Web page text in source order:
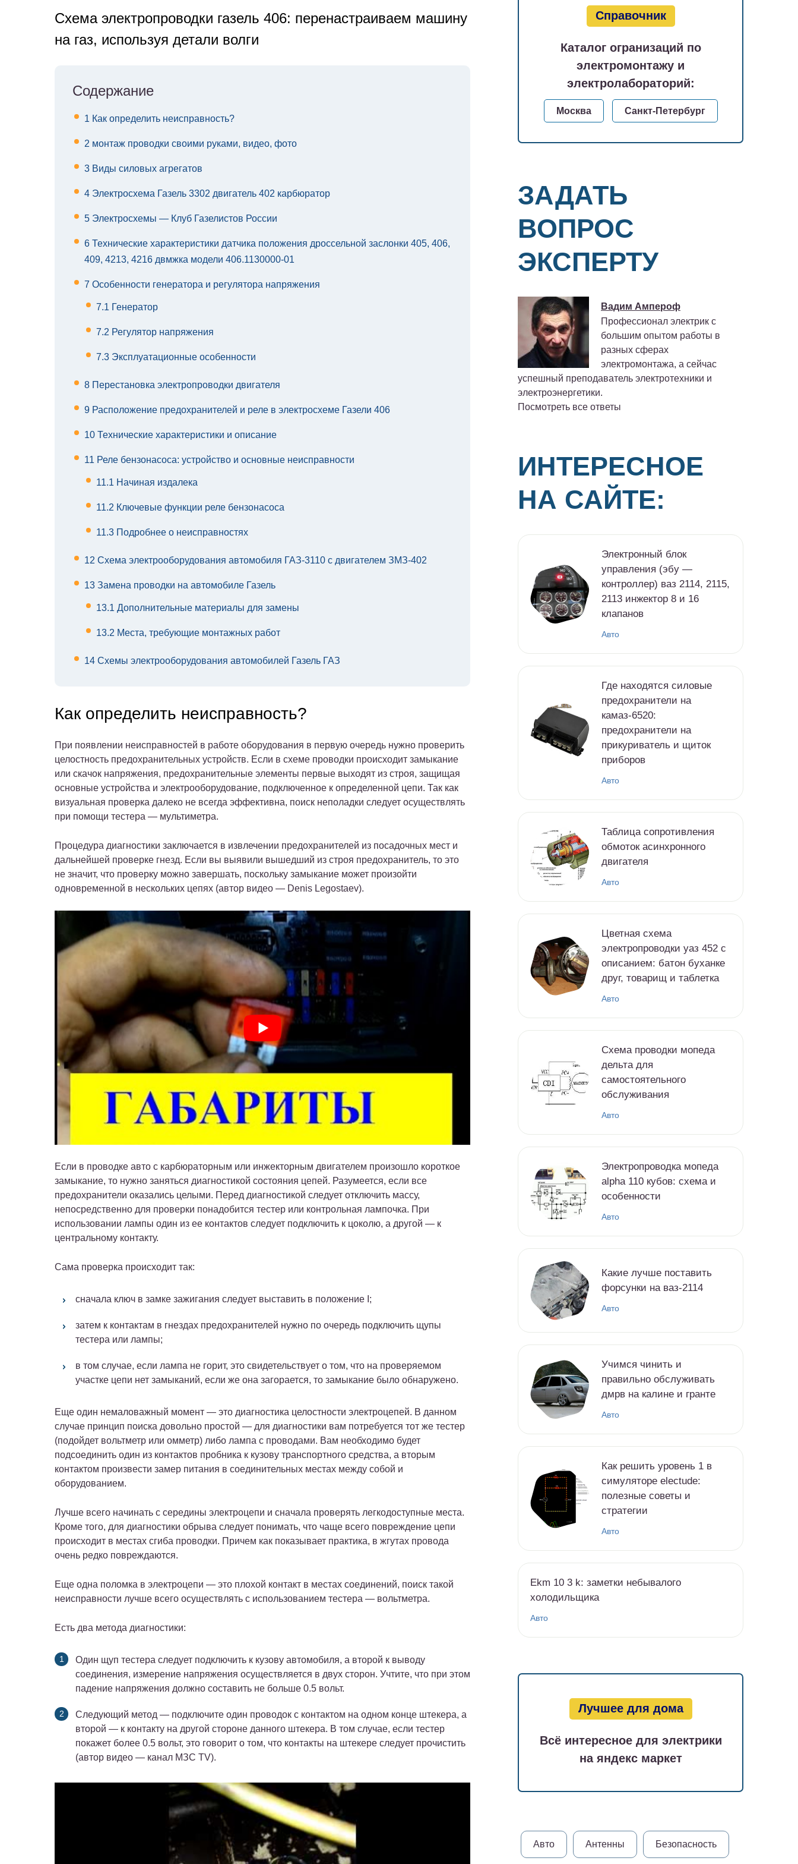
Схема электропроводки газель 406: перенастраиваем машину
на газ, используя детали волги
Содержание
1 Как определить неисправность?
2 монтаж проводки своими руками, видео, фото
3 Виды силовых агрегатов
4 Электросхема Газель 3302 двигатель 402 карбюратор
5 Электросхемы — Клуб Газелистов России
6 Технические характеристики датчика положения дроссельной заслонки 405, 406,
409, 4213, 4216 двмжка модели 406.1130000-01
7 Особенности генератора и регулятора напряжения
7.1 Генератор
7.2 Регулятор напряжения
7.3 Эксплуатационные особенности
8 Перестановка электропроводки двигателя
9 Расположение предохранителей и реле в электросхеме Газели 406
10 Технические характеристики и описание
11 Реле бензонасоса: устройство и основные неисправности
11.1 Начиная издалека
11.2 Ключевые функции реле бензонасоса
11.3 Подробнее о неисправностях
12 Схема электрооборудования автомобиля ГАЗ-3110 с двигателем ЗМЗ-402
13 Замена проводки на автомобиле Газель
13.1 Дополнительные материалы для замены
13.2 Места, требующие монтажных работ
14 Схемы электрооборудования автомобилей Газель ГАЗ
Как определить неисправность?
При появлении неисправностей в работе оборудования в первую очередь нужно проверить
целостность предохранительных устройств. Если в схеме проводки происходит замыкание
или скачок напряжения, предохранительные элементы первые выходят из строя, защищая
основные устройства и электрооборудование, подключенное к определенной цепи. Так как
визуальная проверка далеко не всегда эффективна, поиск неполадки следует осуществлять
при помощи тестера — мультиметра.
Процедура диагностики заключается в извлечении предохранителей из посадочных мест и
дальнейшей проверке гнезд. Если вы выявили вышедший из строя предохранитель, то это
не значит, что проверку можно завершать, поскольку замыкание может произойти
одновременной в нескольких цепях (автор видео — Denis Legostaev).
Если в проводке авто с карбюраторным или инжекторным двигателем произошло короткое
замыкание, то нужно заняться диагностикой состояния цепей. Разумеется, если все
предохранители оказались целыми. Перед диагностикой следует отключить массу,
непосредственно для проверки понадобится тестер или контрольная лампочка. При
использовании лампы один из ее контактов следует подключить к цоколю, а другой — к
центральному контакту.
Сама проверка происходит так:
сначала ключ в замке зажигания следует выставить в положение I;
затем к контактам в гнездах предохранителей нужно по очередь подключить щупы
тестера или лампы;
в том случае, если лампа не горит, это свидетельствует о том, что на проверяемом
участке цепи нет замыканий, если же она загорается, то замыкание было обнаружено.
Еще один немаловажный момент — это диагностика целостности электроцепей. В данном
случае принцип поиска довольно простой — для диагностики вам потребуется тот же тестер
(подойдет вольтметр или омметр) либо лампа с проводами. Вам необходимо будет
подсоединить один из контактов пробника к кузову транспортного средства, а вторым
контактом произвести замер питания в соединительных местах между собой и
оборудованием.
Лучше всего начинать с середины электроцепи и сначала проверять легкодоступные места.
Кроме того, для диагностики обрыва следует понимать, что чаще всего повреждение цепи
происходит в местах сгиба проводки. Причем как показывает практика, в жгутах провода
очень редко повреждаются.
Еще одна поломка в электроцепи — это плохой контакт в местах соединений, поиск такой
неисправности лучше всего осуществлять с использованием тестера — вольтметра.
Есть два метода диагностики:
Один щуп тестера следует подключить к кузову автомобиля, а второй к выводу
соединения, измерение напряжения осуществляется в двух сторон. Учтите, что при этом
падение напряжения должно составить не больше 0.5 вольт.
Следующий метод — подключите один проводок с контактом на одном конце штекера, а
второй — к контакту на другой стороне данного штекера. В том случае, если тестер
покажет более 0.5 вольт, это говорит о том, что контакты на штекере следует прочистить
(автор видео — канал МЗС TV).
Справочник
Каталог огранизаций по
электромонтажу и
электролабораторий:
Москва Санкт-Петербург
ЗАДАТЬ
ВОПРОС
ЭКСПЕРТУ
Вадим Ампероф
Профессионал электрик с
большим опытом работы в
разных сферах
электромонтажа, а сейчас
успешный преподаватель электротехники и
электроэнергетики.
Посмотреть все ответы
ИНТЕРЕСНОЕ
НА САЙТЕ:
Электронный блок
управления (эбу —
контроллер) ваз 2114, 2115,
2113 инжектор 8 и 16
клапанов
Авто
Где находятся силовые
предохранители на
камаз-6520:
предохранители на
прикуриватель и щиток
приборов
Авто
Таблица сопротивления
обмоток асинхронного
двигателя
Авто
Цветная схема
электропроводки уаз 452 с
описанием: батон буханке
друг, товарищ и таблетка
Авто
Схема проводки мопеда
дельта для
самостоятельного
обслуживания
Авто
Электропроводка мопеда
alpha 110 кубов: схема и
особенности
Авто
Какие лучше поставить
форсунки на ваз-2114
Авто
Учимся чинить и
правильно обслуживать
дмрв на калине и гранте
Авто
Как решить уровень 1 в
симуляторе electude:
полезные советы и
стратегии
Авто
Ekm 10 3 k: заметки небывалого
холодильщика
Авто
Лучшее для дома
Всё интересное для электрики
на яндекс маркет
Авто Антенны Безопасность